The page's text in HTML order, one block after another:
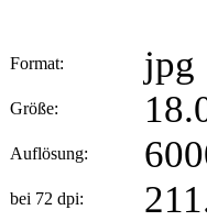
Format: jpg
Größe:
Auflösung:
bei 72 dpi: